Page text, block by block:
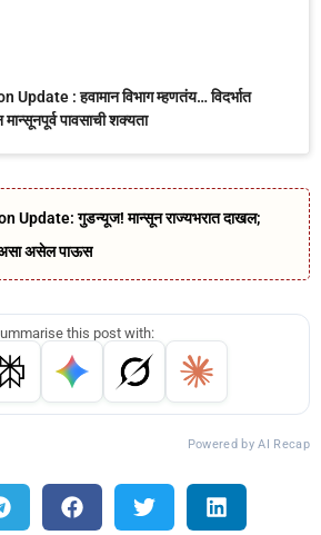
Update : हवामान विभाग म्हणतंय… विदर्भात
पावसाची शक्यता
Update: गुडन्यूज! मान्सून राज्यभरात दाखल;
असेल पाऊस
this post with:
Powered by AI Recap